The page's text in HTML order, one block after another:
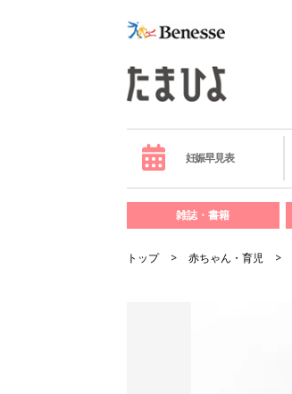
妊娠早見表
雑誌・書籍
トップ 赤ちゃん・育児